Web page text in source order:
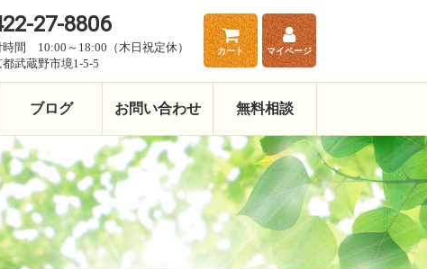
27-8806
時間 10:00～18:00（木日祝定休）
武蔵野市境1-5-5
カート マイページ
ブログ お問い合わせ 無料相談